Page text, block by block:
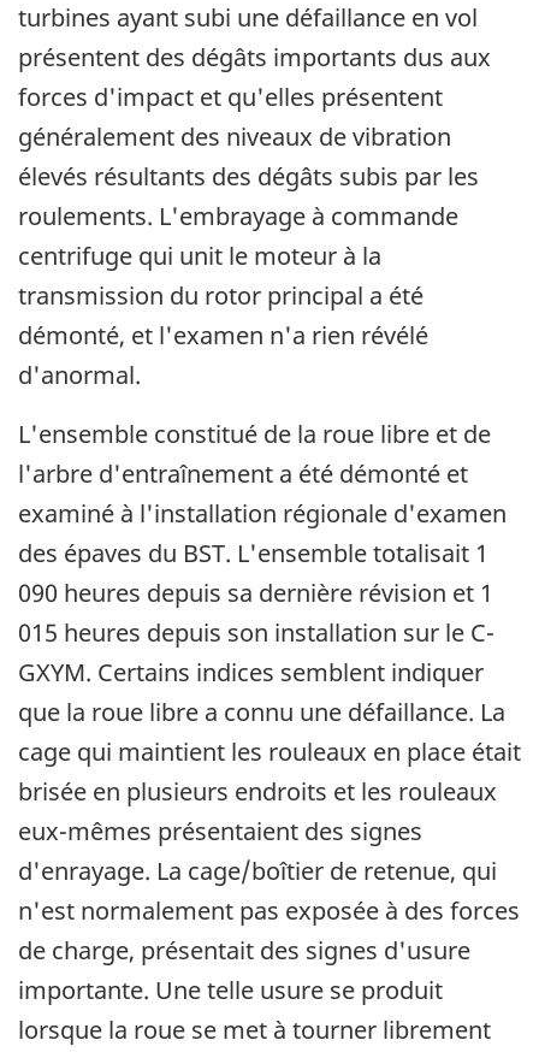
turbines ayant subi une défaillance en vol
présentent des dégâts importants dus aux
forces d'impact et qu'elles présentent
généralement des niveaux de vibration
élevés résultants des dégâts subis par les
roulements. L'embrayage à commande
centrifuge qui unit le moteur à la
transmission du rotor principal a été
démonté, et l'examen n'a rien révélé
d'anormal.
L'ensemble constitué de la roue libre et de
l'arbre d'entraînement a été démonté et
examiné à l'installation régionale d'examen
des épaves du BST. L'ensemble totalisait 1
090 heures depuis sa dernière révision et 1
015 heures depuis son installation sur le C-
GXYM. Certains indices semblent indiquer
que la roue libre a connu une défaillance. La
cage qui maintient les rouleaux en place était
brisée en plusieurs endroits et les rouleaux
eux-mêmes présentaient des signes
d'enrayage. La cage/boîtier de retenue, qui
n'est normalement pas exposée à des forces
de charge, présentait des signes d'usure
importante. Une telle usure se produit
lorsque la roue se met à tourner librement